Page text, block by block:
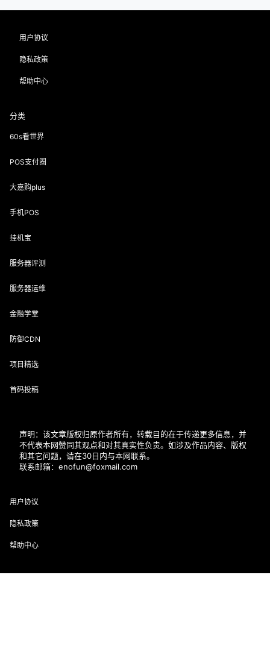
用户协议
隐私政策
帮助中心
分类
60s看世界
POS支付圈
大嘉购plus
手机POS
挂机宝
服务器评测
服务器运维
金融学堂
防御CDN
项目精选
首码投稿
声明：该文章版权归原作者所有，转载目的在于传递更多信息，并
不代表本网赞同其观点和对其真实性负责。如涉及作品内容、版权
和其它问题，请在30日内与本网联系。
联系邮箱：enofun@foxmail.com
用户协议
隐私政策
帮助中心